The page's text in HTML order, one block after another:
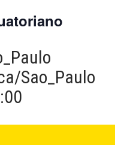
Sao_Paulo